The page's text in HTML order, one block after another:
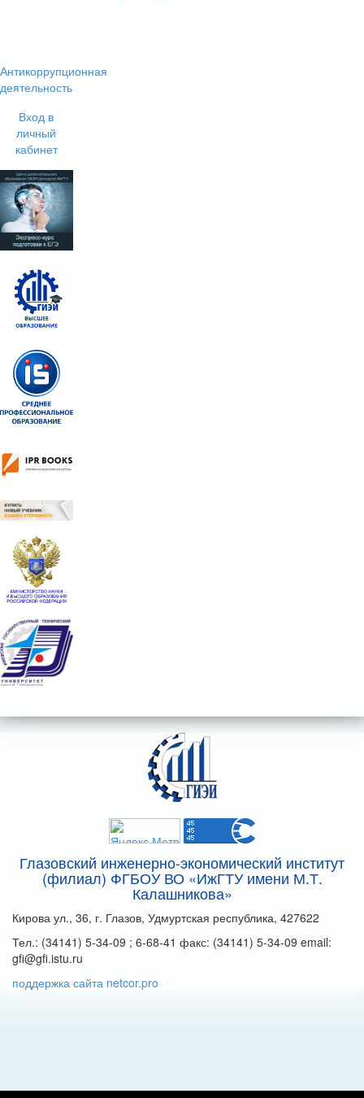
Антикоррупционная
деятельность
Вход в
личный
кабинет
Глазовский инженерно-экономический институт
(филиал) ФГБОУ ВО «ИжГТУ имени М.Т.
Калашникова»
Кирова ул., 36, г. Глазов, Удмуртская республика, 427622
Тел.: (34141) 5-34-09 ; 6-68-41 факс: (34141) 5-34-09 email:
gfi@gfi.istu.ru
поддержка сайта netcor.pro